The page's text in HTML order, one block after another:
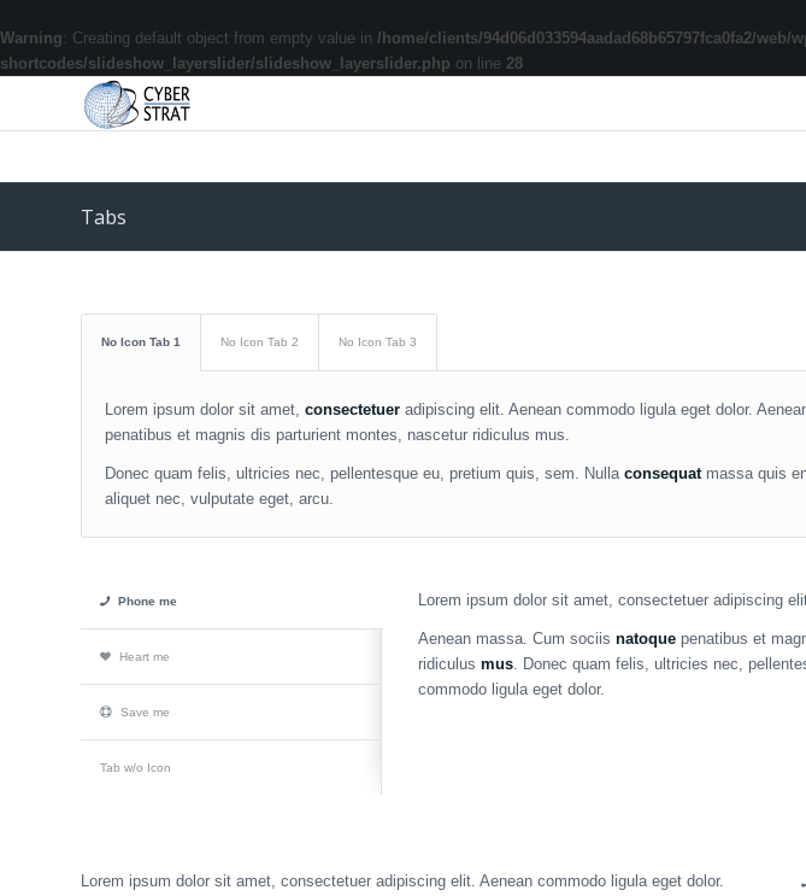
Warning: Creating default object from empty value in /home/clients/94d06d033594aadad68b65797fca0fa2/
shortcodes/slideshow_layerslider/slideshow_layerslider.php on line 28
Tabs
No Icon Tab 1 No Icon Tab 2 No Icon Tab 3
Lorem ipsum dolor sit amet, consectetuer adipiscing elit. Aenean commodo ligula eget dolor.
penatibus et magnis dis parturient montes, nascetur ridiculus mus.
Donec quam felis, ultricies nec, pellentesque eu, pretium quis, sem. Nulla consequatmassa quis
aliquet nec, vulputate eget, arcu.
Phone me
Heart me
Save me
Tab w/o Icon
Lorem ipsum dolor sit amet, consectetuer adipiscing
Aenean massa. Cum sociis natoquepenatibus et
ridiculus mus. Donec quam felis, ultricies nec,
commodo ligula eget dolor.
Lorem ipsum dolor sit amet, consectetuer adipiscing elit. Aenean commodo ligula eget dolor.